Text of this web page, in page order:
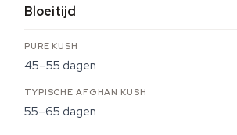
Bloeitijd
45–55 dagen
55–65 dagen